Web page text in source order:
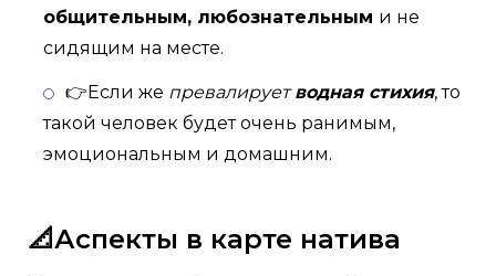
общительным, любознательным и не
сидящим на месте.
👉Если же превалируетводная стихия, то
такой человек будет очень ранимым,
эмоциональным и домашним.
📐Аспекты в карте натива